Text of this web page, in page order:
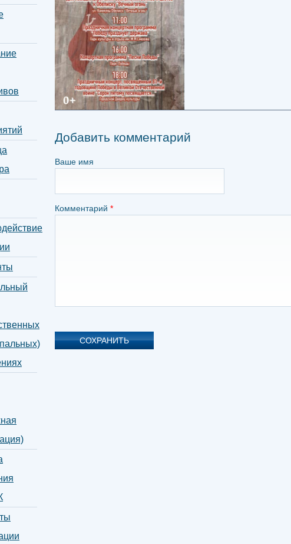
Добавить комментарий
Ваше имя
Комментарий *